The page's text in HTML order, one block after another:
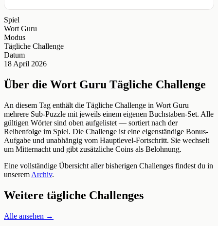
Spiel
Wort Guru
Modus
Tägliche Challenge
Datum
18 April 2026
Über die Wort Guru Tägliche Challenge
An diesem Tag enthält die Tägliche Challenge in Wort Guru
mehrere Sub-Puzzle mit jeweils einem eigenen Buchstaben-Set. Alle
gültigen Wörter sind oben aufgelistet — sortiert nach der
Reihenfolge im Spiel. Die Challenge ist eine eigenständige Bonus-
Aufgabe und unabhängig vom Hauptlevel-Fortschritt. Sie wechselt
um Mitternacht und gibt zusätzliche Coins als Belohnung.
Eine vollständige Übersicht aller bisherigen Challenges findest du in
unserem Archiv.
Weitere tägliche Challenges
Alle ansehen →